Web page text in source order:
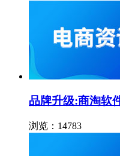
品牌升级:商淘软
浏览：14783